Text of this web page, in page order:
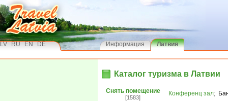
LV RU EN DE Информация Латвия
Каталог туризма в Латвии
Снять помещение
[1583]
Конференц зал;